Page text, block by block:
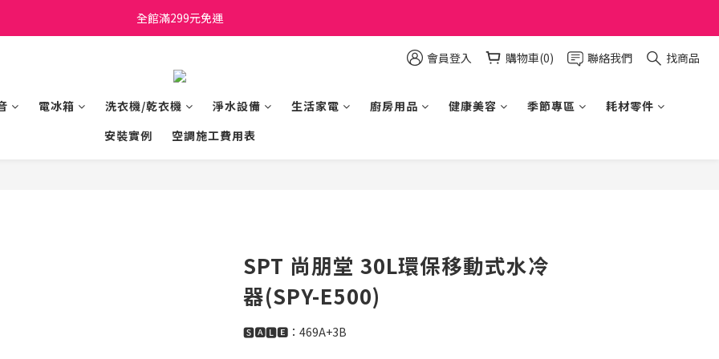
日立家電、國際牌 原廠管制價格 私訊優惠價
全館滿299元免運
會員登入 購物車(0) 聯絡我們 找商品
電冰箱 洗衣機/乾衣機 淨水設備 生活家電 廚房用品 健康美容 季節專區
耗材零件
安裝實例
空調施工費用表
SPT 尚朋堂 30L環保移動式水冷
器(SPY-E500)
🆂🅰🅻🅴：469A+3B